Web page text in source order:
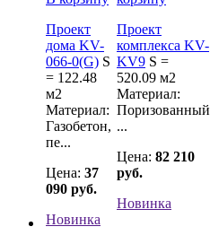
Проект
дома KV-
066-0(G) S
= 122.48
м2
Материал:
Газобетон,
пе...
Цена: 37
090 руб.
Новинка
Проект
комплекса KV-
KV9 S =
520.09 м2
Материал:
Поризованный
...
Цена: 82 210
руб.
Новинка